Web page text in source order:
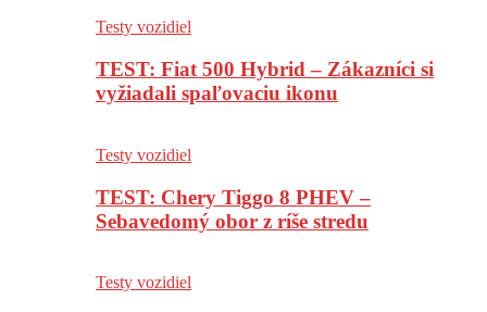
Testy vozidiel
TEST: Fiat 500 Hybrid – Zákazníci si
vyžiadali spaľovaciu ikonu
Testy vozidiel
TEST: Chery Tiggo 8 PHEV –
Sebavedomý obor z ríše stredu
Testy vozidiel